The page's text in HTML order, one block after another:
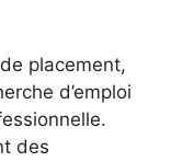
placement,
d’emploi
des